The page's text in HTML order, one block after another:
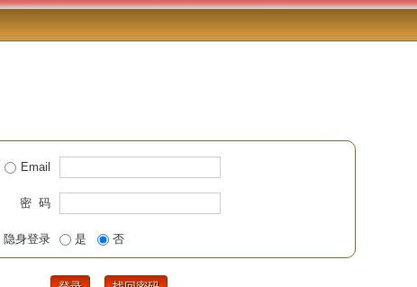
Email
密 码
隐身登录 是 否